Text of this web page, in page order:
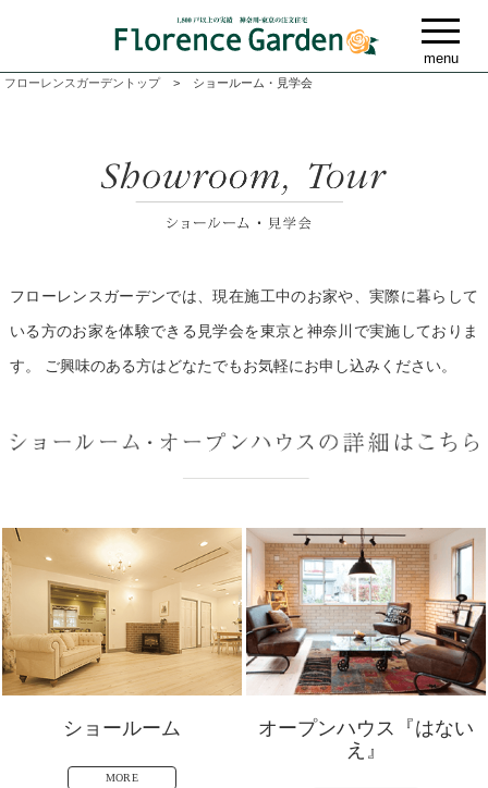
フローレンスガーデントップ ショールーム・見学会
フローレンスガーデンでは、現在施工中のお家や、実際に暮らして
いる方のお家を体験できる見学会を東京と神奈川で実施しておりま
す。
ご興味のある方はどなたでもお気軽にお申し込みください。
ショールーム
MORE
オープンハウス『はない
え』